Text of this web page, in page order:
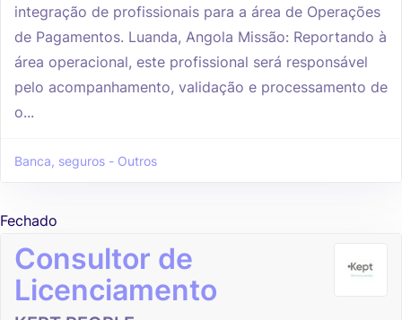
integração de profissionais para a área de Operações
de Pagamentos. Luanda, Angola Missão: Reportando à
área operacional, este profissional será responsável
pelo acompanhamento, validação e processamento de
o...
Banca, seguros - Outros
Fechado
Consultor de
Licenciamento